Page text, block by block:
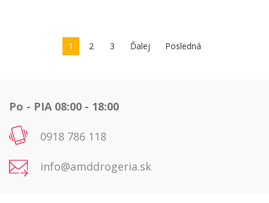
1 2 3 Ďalej Posledná
Po - PIA 08:00 - 18:00
0918 786 118
info@amddrogeria.sk